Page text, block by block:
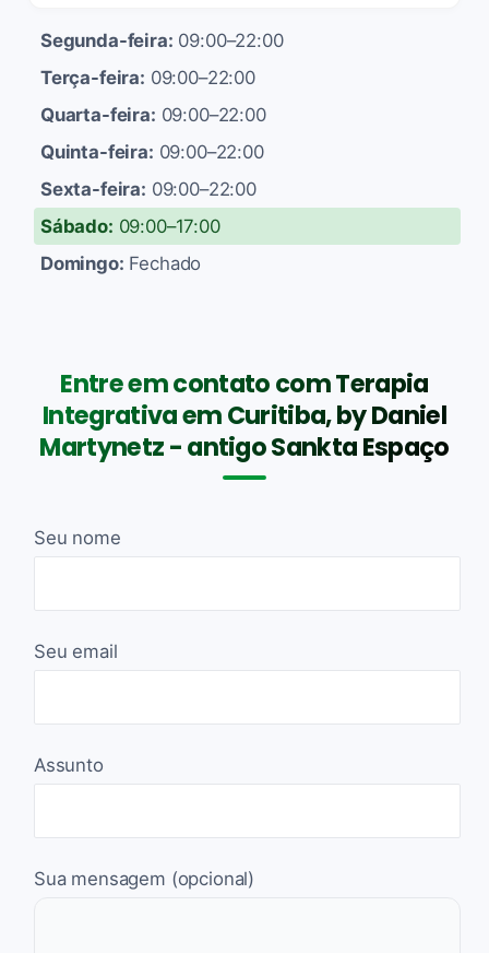
Segunda-feira: 09:00–22:00
Terça-feira: 09:00–22:00
Quarta-feira: 09:00–22:00
Quinta-feira: 09:00–22:00
Sexta-feira: 09:00–22:00
Sábado: 09:00–17:00
Domingo: Fechado
Entre em contato com Terapia
Integrativa em Curitiba, by Daniel
Martynetz - antigo Sankta Espaço
Seu nome
Seu email
Assunto
Sua mensagem (opcional)